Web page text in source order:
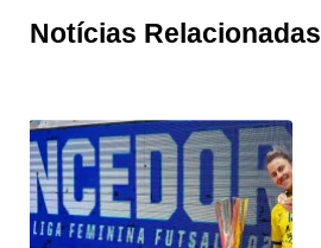
Notícias Relacionadas